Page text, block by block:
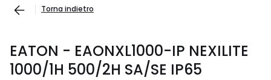
Torna indietro
EATON - EAONXL1000-IP NEXILITE
1000/1H 500/2H SA/SE IP65